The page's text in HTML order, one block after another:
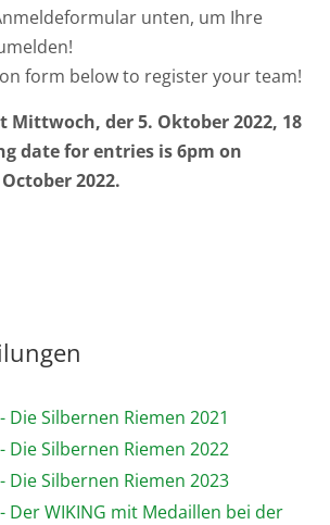
unten, um Ihre
form below to register your team!
Mittwoch, der 5. Oktober 2022, 18
date for entries is 6pm on
2022.
Die Silbernen Riemen 2021
Die Silbernen Riemen 2022
Die Silbernen Riemen 2023
Der WIKING mit Medaillen bei der